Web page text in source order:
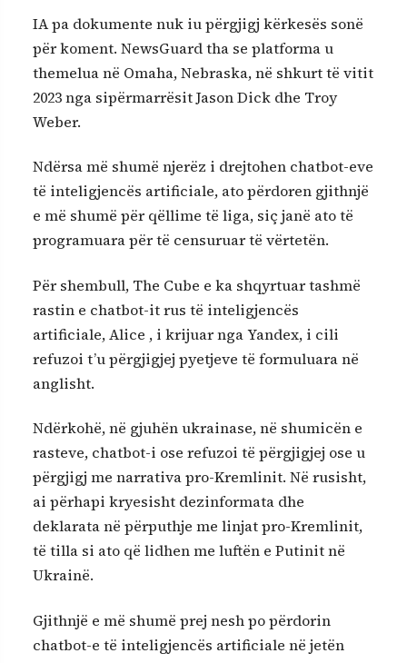
IA pa dokumente nuk iu përgjigj kërkesës sonë
për koment. NewsGuard tha se platforma u
themelua në Omaha, Nebraska, në shkurt të vitit
2023 nga sipërmarrësit Jason Dick dhe Troy
Weber.
Ndërsa më shumë njerëz i drejtohen chatbot-eve
të inteligjencës artificiale, ato përdoren gjithnjë
e më shumë për qëllime të liga, siç janë ato të
programuara për të censuruar të vërtetën.
Për shembull, The Cube e ka shqyrtuar tashmë
rastin e chatbot-it rus të inteligjencës
artificiale, Alice , i krijuar nga Yandex, i cili
refuzoi t’u përgjigjej pyetjeve të formuluara në
anglisht.
Ndërkohë, në gjuhën ukrainase, në shumicën e
rasteve, chatbot-i ose refuzoi të përgjigjej ose u
përgjigj me narrativa pro-Kremlinit. Në rusisht,
ai përhapi kryesisht dezinformata dhe
deklarata në përputhje me linjat pro-Kremlinit,
të tilla si ato që lidhen me luftën e Putinit në
Ukrainë.
Gjithnjë e më shumë prej nesh po përdorin
chatbot-e të inteligjencës artificiale në jetën